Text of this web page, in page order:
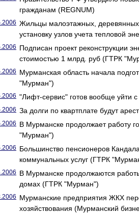
гражданам (REGNUM)
Жильцы малоэтажных,
установку узлов учета тепловой
Подписан проект реконструкции
стоимостью 1 млрд. руб (ГТРК
Мурманская область начала
"Мурман")
"Лифт-сервис" готов вообще уйти
За долги по квартплате будут
В Мурманске продолжает работу
"Мурман")
Большинство пенсионеров
коммунальных услуг (ГТРК
В Мурманске продолжаются
домах (ГТРК "Мурман")
Мурманские предприятия ЖКХ
хозяйствования (Мурманский